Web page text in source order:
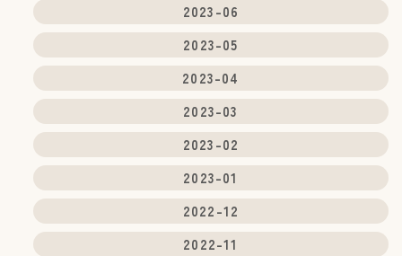
2023-06
2023-05
2023-04
2023-03
2023-02
2023-01
2022-12
2022-11